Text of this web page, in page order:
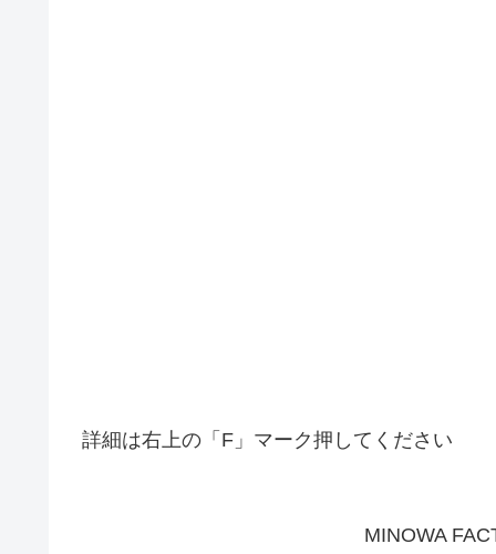
詳細は右上の「F」マーク押してください
MINOWA